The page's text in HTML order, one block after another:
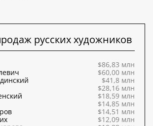
русских художников
$86,83 млн
$60,00 млн
$41,8 млн
$28,16 млн
$18,59 млн
$14,85 млн
$14,51 млн
$12,09 млн